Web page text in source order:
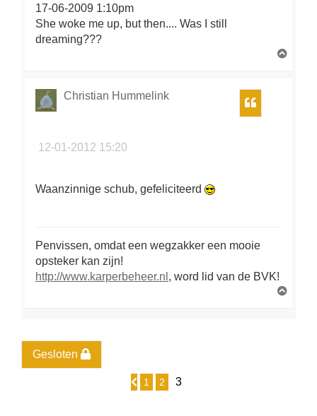
17-06-2009 1:10pm
She woke me up, but then.... Was I still
dreaming???
Christian Hummelink
Citeer
12-01-2012 15:20
Waanzinnige schub, gefeliciteerd
Penvissen, omdat een wegzakker een mooie
opsteker kan zijn!
http://www.karperbeheer.nl , word lid van de BVK!
Gesloten
Vorige
1 2 3